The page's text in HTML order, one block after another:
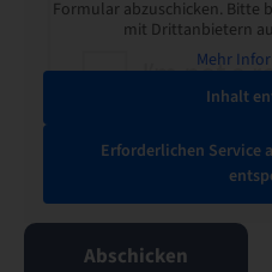
Formular abzuschicken. Bitte
mit Drittanbietern
Mehr
Inhalt
Erforderlichen Service
Abschicken